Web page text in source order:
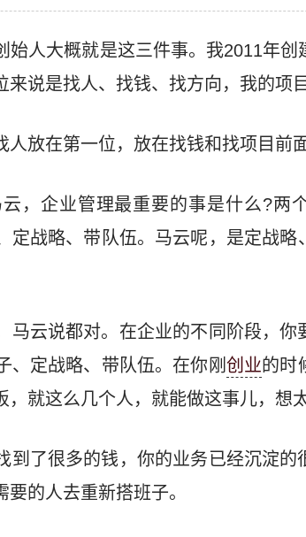
始人大概就是这三件事。我2011年
说是找人、找钱、找方向，我的项
放在第一位，放在找钱和找项目前面
，企业管理最重要的事是什么?两
定战略、带队伍。马云呢，是定战略
马云说都对。在企业的不同阶段，你
、定战略、带队伍。在你刚 创业的时
就这么几个人，就能做这事儿，想
到了很多的钱，你的业务已经沉淀的
的人去重新搭班子。